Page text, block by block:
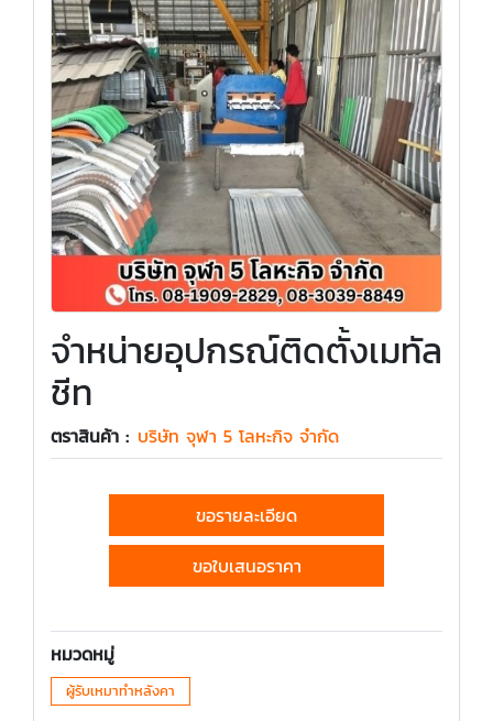
จำหน่ายอุปกรณ์ติดตั้งเมทัล
ชีท
ตราสินค้า : บริษัท จุฬา 5 โลหะกิจ จำกัด
ขอรายละเอียด
ขอใบเสนอราคา
หมวดหมู่
ผู้รับเหมาทำหลังคา